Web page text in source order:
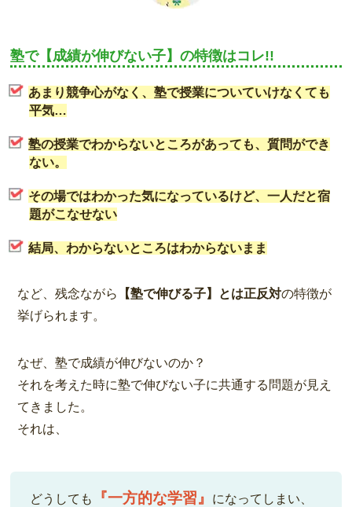
塾で【成績が伸びない子】の特徴はコレ!!
あまり競争心がなく、塾で授業についていけなくても
平気…
塾の授業でわからないところがあっても、質問ができ
ない。
その場ではわかった気になっているけど、一人だと宿
題がこなせない
結局、わからないところはわからないまま
など、残念ながら 【塾で伸びる子】とは正反対の特徴が
挙げられます。
なぜ、塾で成績が伸びないのか？
それを考えた時に塾で伸びない子に共通する問題が見え
てきました。
それは、
どうしても 『一方的な学習』
になってしまい、